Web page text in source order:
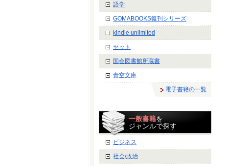
語学
GOMABOOKS復刊シリーズ
kindle unlimited
セット
国会図書館所蔵書
青空文庫
電子書籍の一覧
一般書籍を
ジャンルで探す
ビジネス
社会/政治